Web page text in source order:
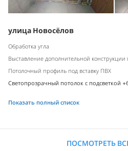
улица Новосёлов
Обработка угла
Выставление дополнительной
Потолочный профиль под вставку ПВХ
Светопрозрачный потолок с подсветкой
Показать полный список
ПОСМОТРЕТЬ